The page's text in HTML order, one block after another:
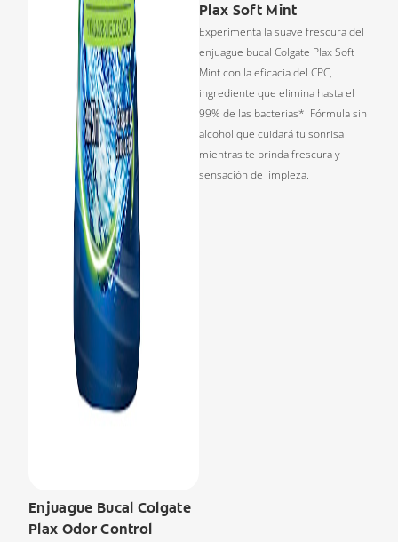
Enjuague Bucal Colgate
Plax Odor Control
Plax Soft Mint
Experimenta la suave frescura del
enjuague bucal Colgate Plax Soft
Mint con la eficacia del CPC,
ingrediente que elimina hasta el
99% de las bacterias*. Fórmula sin
alcohol que cuidará tu sonrisa
mientras te brinda frescura y
sensación de limpleza.